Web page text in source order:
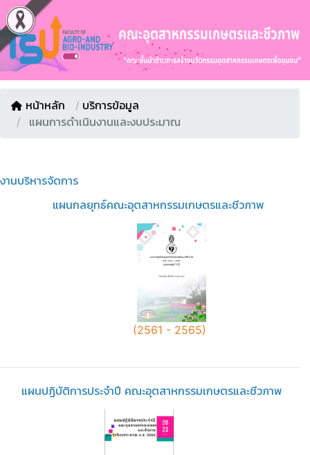
หน้าหลัก / บริการข้อมูล
แผนการดำเนินงานและงบประมาณ
งานบริหารจัดการ
แผนกลยุทธ์คณะอุตสาหกรรมเกษตรและชีวภาพ
(2561 - 2565)
แผนปฏิบัติการประจำปี คณะอุตสาหกรรมเกษตรและชีวภาพ